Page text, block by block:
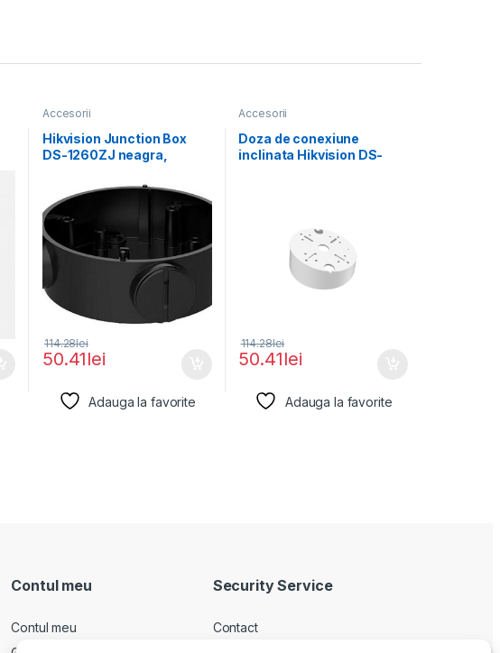
Accesorii
Hikvision Junction Box
DS-1260ZJ neagra,
camera, aliaj
50.41lei
114.28lei
Adauga la favorite
Accesorii
Doza de conexiune
inclinata Hikvision DS-
50.41lei
114.28lei
Adauga la favorite
Contul meu
Contul meu
Security Service
Contact